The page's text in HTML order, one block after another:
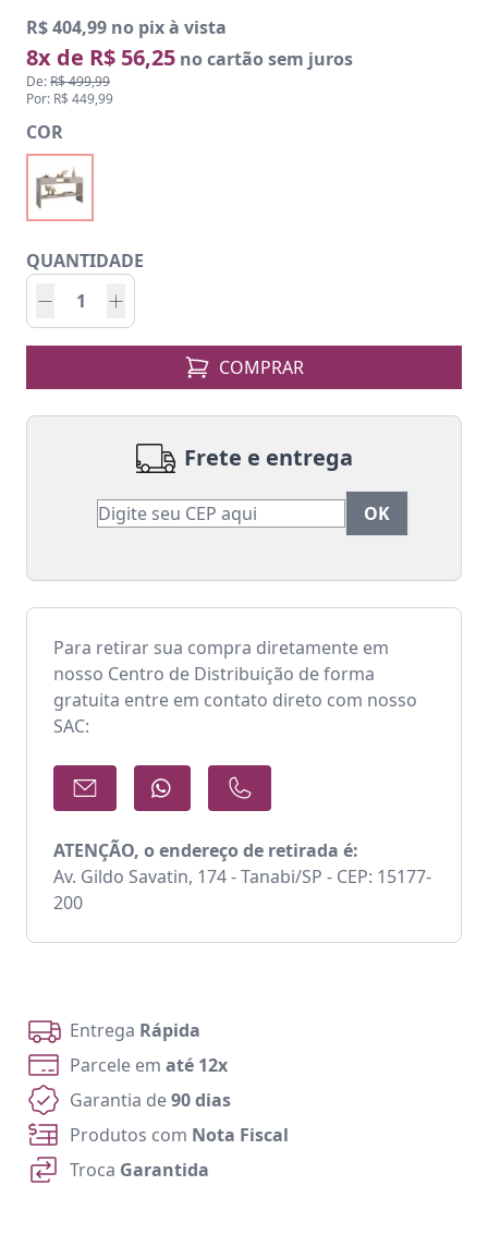
R$ 404,99 no pix à vista
8x de R$ 56,25 no cartão sem juros
De:R$ 499,99
Por: R$ 449,99
COR
QUANTIDADE
COMPRAR
Frete e entrega
Para retirar sua compra diretamente em
nosso Centro de Distribuição de forma
gratuita entre em contato direto com nosso
SAC:
ATENÇÃO, o endereço de retirada é:
Av. Gildo Savatin, 174 - Tanabi/SP - CEP: 15177-
200
Entrega Rápida
Parcele em até 12x
Garantia de90 dias
Produtos com Nota Fiscal
Troca Garantida